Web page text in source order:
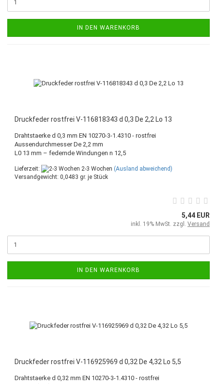
IN DEN WARENKORB
Druckfeder rostfrei V-116818343 d 0,3 De 2,2 Lo 13
Drahtstaerke d 0,3 mm EN 10270-3-1.4310 - rostfrei
Aussendurchmesser De 2,2 mm
L0 13 mm – federnde Windungen n 12,5
Lieferzeit: 2-3 Wochen (Ausland abweichend)
Versandgewicht: 0,0483 gr. je Stück
5,44 EUR
inkl. 19% MwSt. zzgl. Versand
IN DEN WARENKORB
Druckfeder rostfrei V-116925969 d 0,32 De 4,32 Lo 5,5
Drahtstaerke d 0,32 mm EN 10270-3-1.4310 - rostfrei